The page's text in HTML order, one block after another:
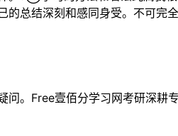
的总结深刻和感同身受。不可
。Free壹佰分学习网考研深耕